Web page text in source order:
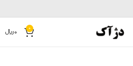
0
0﷼